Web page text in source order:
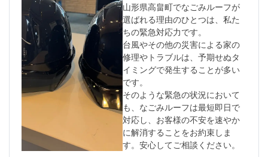
山形県高畠町でなごみルーフが
選ばれる理由のひとつは、私た
ちの緊急対応力です。
台風やその他の災害による家の
修理やトラブルは、予期せぬタ
イミングで発生することが多い
です。
そのような緊急の状況において
も、なごみルーフは最短即日で
対応し、お客様の不安を速やか
に解消することをお約束しま
す。安心してご相談ください。